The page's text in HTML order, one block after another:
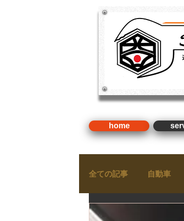
新車・中古車・国
home
全ての記事 自動車